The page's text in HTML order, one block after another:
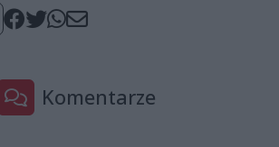
Komentarze